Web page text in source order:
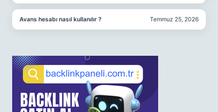
Avans hesabı nasıl kullanılır ? Temmuz 25, 2026